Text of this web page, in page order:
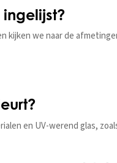
kijken we naar de
en UV-werend glas,